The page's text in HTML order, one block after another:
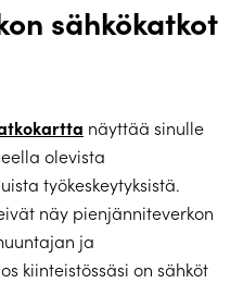
sähkökatkot
näyttää sinulle
olevista
työkeskeytyksistä.
näy pienjänniteverkon
ja
kiinteistössäsi on sähköt